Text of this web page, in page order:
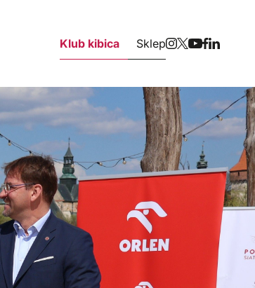
Klub kibica Sklep